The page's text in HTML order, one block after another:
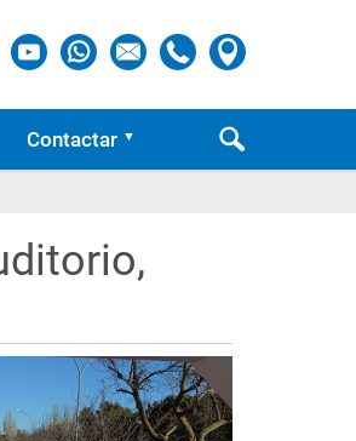
Contactar